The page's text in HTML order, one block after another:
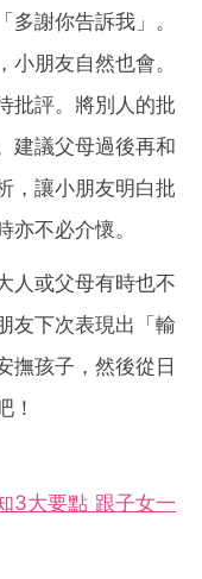
謝你告訴我」。
朋友自然也會。
批評。將別人的批
建議父母過後再和
，讓小朋友明白批
不必介懷。
人或父母有時也不
友下次表現出「輸
撫孩子，然後從日
！
3大要點 跟子女一